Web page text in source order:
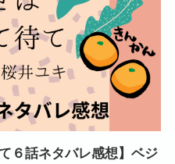
６話ネタバレ感想】ベジ